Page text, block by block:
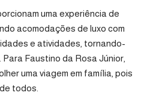
uma experiência de
acomodações de luxo com
e atividades, tornando-
Para Faustino da Rosa Júnior,
uma viagem em família, pois
todos.